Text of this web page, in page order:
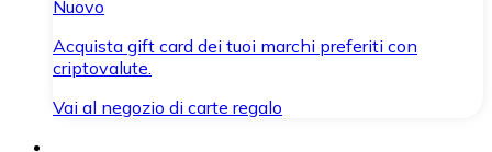
Nuovo
Acquista gift card dei tuoi marchi preferiti con
criptovalute.
Vai al negozio di carte regalo